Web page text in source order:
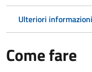
Ulteriori informazioni
Come fare